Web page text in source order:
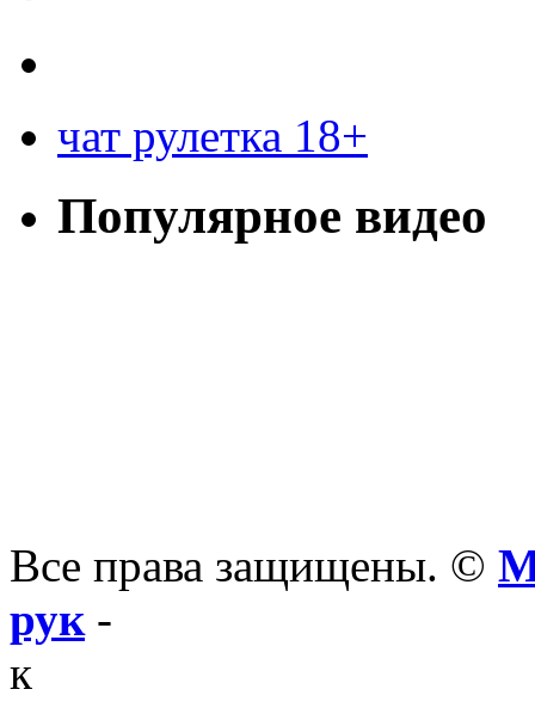
чат рулетка 18+
Популярное видео
Все права защищены. ©
рук-
к